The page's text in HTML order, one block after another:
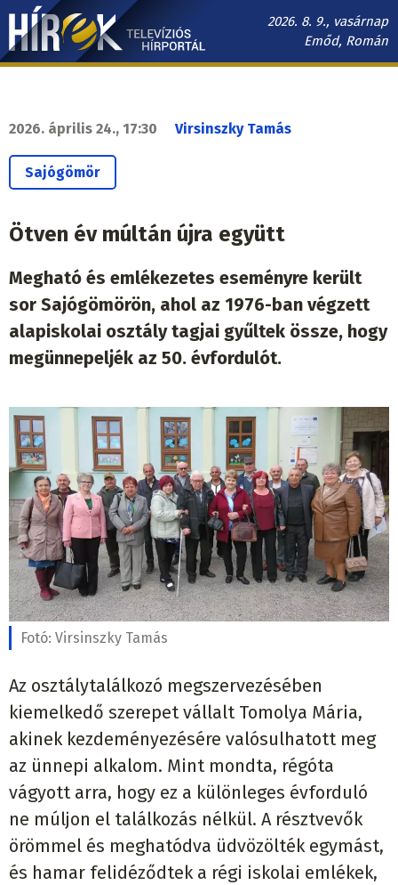
Ugrás
tartalomra
2026. 8. 9., vasárnap
Emőd, Román
Hírek.sk
navigáció
2026. április 24., 17:30 Virsinszky Tamás
Sajógömör
Ötven év múltán újra együtt
Megható és emlékezetes eseményre került
sor Sajógömörön, ahol az 1976-ban végzett
alapiskolai osztály tagjai gyűltek össze, hogy
megünnepeljék az 50. évfordulót.
Fotó: Virsinszky Tamás
Az osztálytalálkozó megszervezésében
kiemelkedő szerepet vállalt Tomolya Mária,
akinek kezdeményezésére valósulhatott meg
az ünnepi alkalom. Mint mondta, régóta
vágyott arra, hogy ez a különleges évforduló
ne múljon el találkozás nélkül. A résztvevők
örömmel és meghatódva üdvözölték egymást,
és hamar felidéződtek a régi iskolai emlékek,